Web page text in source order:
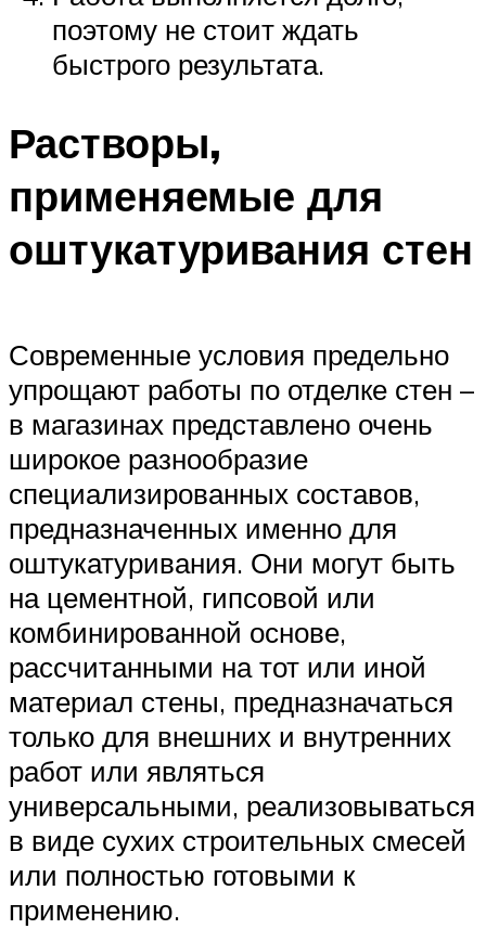
поэтому не стоит ждать
быстрого результата.
Растворы,
применяемые для
оштукатуривания стен
Современные условия предельно
упрощают работы по отделке стен –
в магазинах представлено очень
широкое разнообразие
специализированных составов,
предназначенных именно для
оштукатуривания. Они могут быть
на цементной, гипсовой или
комбинированной основе,
рассчитанными на тот или иной
материал стены, предназначаться
только для внешних и внутренних
работ или являться
универсальными, реализовываться
в виде сухих строительных смесей
или полностью готовыми к
применению.